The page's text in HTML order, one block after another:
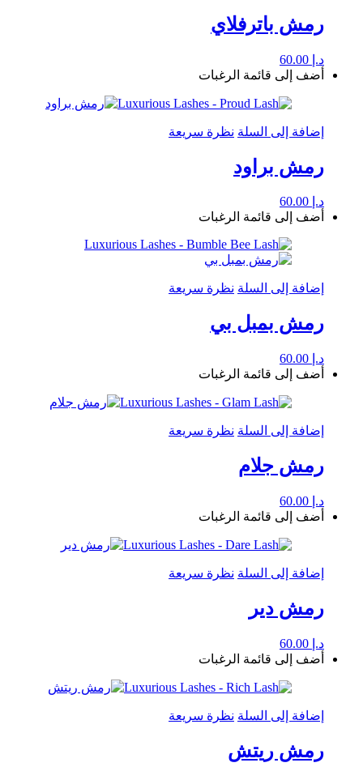
رمش باترفلاي
د.إ
أضف إلى قائمة الرغبات
إضافة إلى السلة نظرة سريعة
رمش براود
د.إ
أضف إلى قائمة الرغبات
إضافة إلى السلة نظرة سريعة
رمش بمبل بي
د.إ
أضف إلى قائمة الرغبات
إضافة إلى السلة نظرة سريعة
رمش جلام
د.إ
أضف إلى قائمة الرغبات
إضافة إلى السلة نظرة سريعة
رمش دير
د.إ
أضف إلى قائمة الرغبات
إضافة إلى السلة نظرة سريعة
رمش ريتش